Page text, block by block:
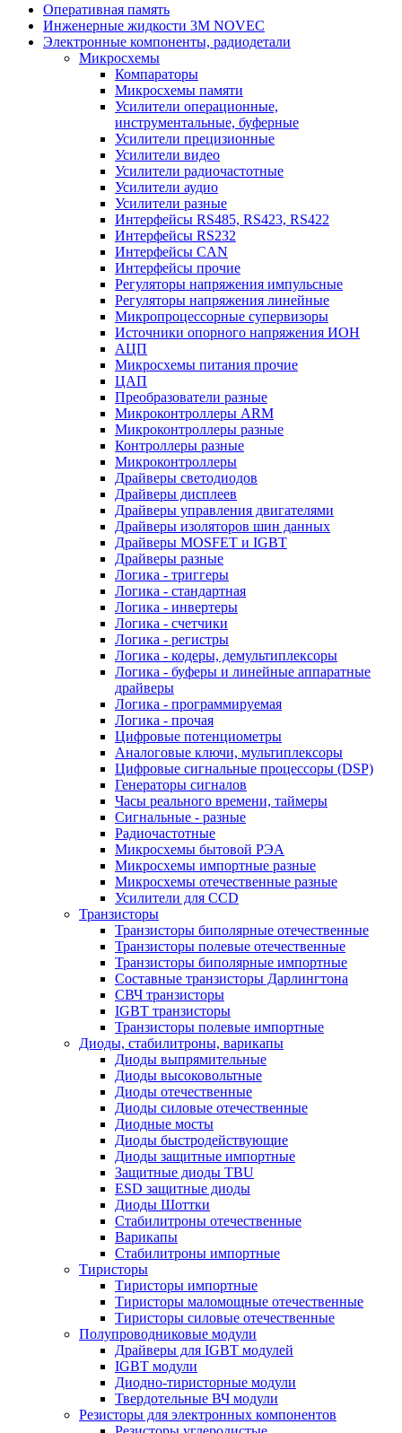
Оперативная память
Инженерные жидкости 3M NOVEC
Электронные компоненты, радиодетали
Микросхемы
Компараторы
Микросхемы памяти
Усилители операционные,
инструментальные, буферные
Усилители прецизионные
Усилители видео
Усилители радиочастотные
Усилители аудио
Усилители разные
Интерфейсы RS485, RS423, RS422
Интерфейсы RS232
Интерфейсы CAN
Интерфейсы прочие
Регуляторы напряжения импульсные
Регуляторы напряжения линейные
Микропроцессорные супервизоры
Источники опорного напряжения ИОН
АЦП
Микросхемы питания прочие
ЦАП
Преобразователи разные
Микроконтроллеры ARM
Микроконтроллеры разные
Контроллеры разные
Микроконтроллеры
Драйверы светодиодов
Драйверы дисплеев
Драйверы управления двигателями
Драйверы изоляторов шин данных
Драйверы MOSFET и IGBT
Драйверы разные
Логика - триггеры
Логика - стандартная
Логика - инвертеры
Логика - счетчики
Логика - регистры
Логика - кодеры, демультиплексоры
Логика - буферы и линейные аппаратные
драйверы
Логика - программируемая
Логика - прочая
Цифровые потенциометры
Аналоговые ключи, мультиплексоры
Цифровые сигнальные процессоры (DSP)
Генераторы сигналов
Часы реального времени, таймеры
Сигнальные - разные
Радиочастотные
Микросхемы бытовой РЭА
Микросхемы импортные разные
Микросхемы отечественные разные
Усилители для CCD
Транзисторы
Транзисторы биполярные отечественные
Транзисторы полевые отечественные
Транзисторы биполярные импортные
Составные транзисторы Дарлингтона
СВЧ транзисторы
IGBT транзисторы
Транзисторы полевые импортные
Диоды, стабилитроны, варикапы
Диоды выпрямительные
Диоды высоковольтные
Диоды отечественные
Диоды силовые отечественные
Диодные мосты
Диоды быстродействующие
Диоды защитные импортные
Защитные диоды TBU
ESD защитные диоды
Диоды Шоттки
Стабилитроны отечественные
Варикапы
Стабилитроны импортные
Тиристоры
Тиристоры импортные
Тиристоры маломощные отечественные
Тиристоры силовые отечественные
Полупроводниковые модули
Драйверы для IGBT модулей
IGBT модули
Диодно-тиристорные модули
Твердотельные ВЧ модули
Резисторы для электронных компонентов